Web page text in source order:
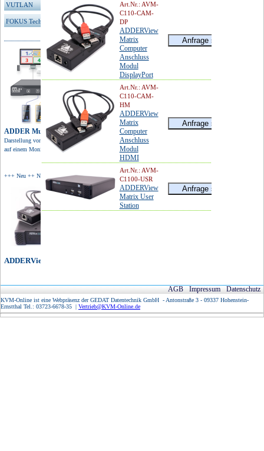
VUTLAN
FOKUS Technologies
ADDER Multiviewer
Darstellung von 4 Quellen
auf einem Monitor in 4K Auflösung.
+++ Neu ++ Neu ++ Neu +
ADDERView IP Matrix
Art.Nr.: AVM-
C110-CAM-
DP
ADDERView
Matrix
Computer
Anschluss
Modul
DisplayPort
Art.Nr.: AVM-
C110-CAM-
HM
ADDERView
Matrix
Computer
Anschluss
Modul
HDMI
Art.Nr.: AVM-
C1100-USR
ADDERView
Matrix User
Station
AGB Impressum Datenschutz
KVM-Online ist eine Webpräsenz der GEDAT Datentechnik GmbH - Antonstraße 3 - 09337 Hohenstein-
Ernstthal Tel.: 03723-6678-35 | Vertrieb@KVM-Online.de